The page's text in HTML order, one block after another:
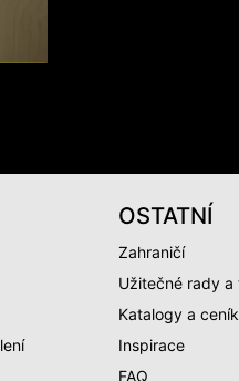
OSTATNÍ
Zahraničí
Užitečné rady a
Katalogy a
Inspirace
FAQ